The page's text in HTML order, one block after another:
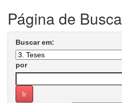
Página de Busca
Buscar em:
por